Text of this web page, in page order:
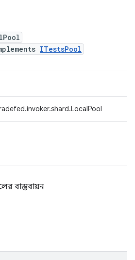
ITestsPool
বাস্তবায়ন